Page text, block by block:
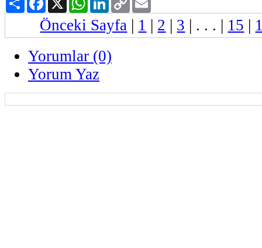
Link
Önceki Sayfa | 1 | 2 | 3 | . . . | 15 |
Yorumlar (0)
Yorum Yaz